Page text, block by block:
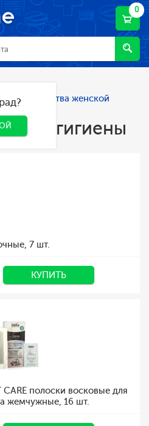
0
Средства женской
гигиены
7 шт.
КУПИТЬ
CARE полоски восковые для
жемчужные, 16 шт.